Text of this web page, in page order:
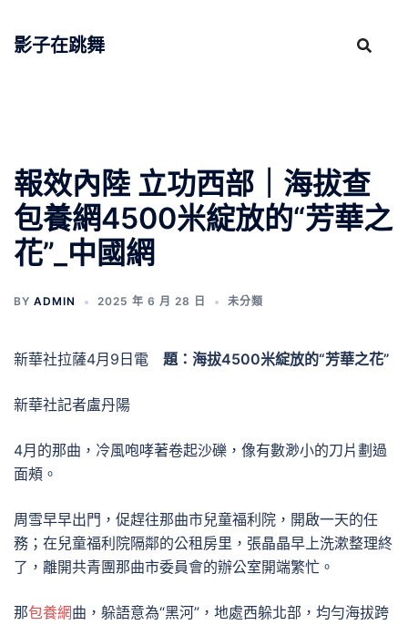
影子在跳舞
報效內陸 立功西部｜海拔查
包養網4500米綻放的“芳華之
花”_中國網
BY ADMIN 2025 年 6 月 28 日 未分類
新華社拉薩4月9日電 題：海拔4500米綻放的“芳華之花”
新華社記者盧丹陽
4月的那曲，冷風咆哮著卷起沙礫，像有數渺小的刀片劃過
面頰。
周雪早早出門，促趕往那曲市兒童福利院，開啟一天的任
務；在兒童福利院隔鄰的公租房里，張晶晶早上洗漱整理終
了，離開共青團那曲市委員會的辦公室開端繁忙。
那包養網曲，躲語意為“黑河”，地處西躲北部，均勻海拔跨